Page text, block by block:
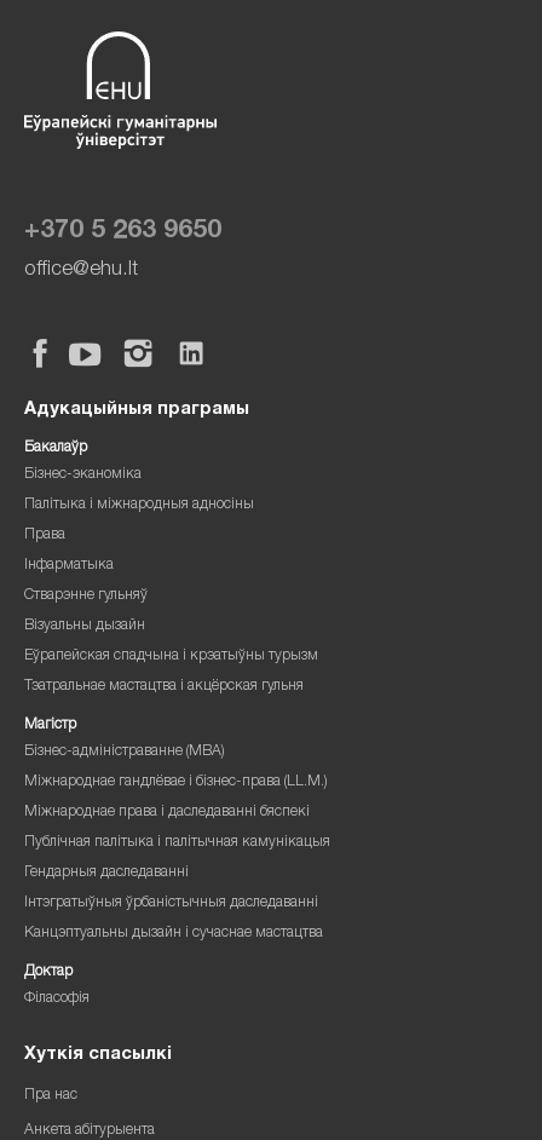
+370 5 263 9650
office@ehu.lt
Адукацыйныя праграмы
Бакалаўр
Бізнес-эканоміка
Палітыка і міжнародныя адносіны
Права
Інфарматыка
Стварэнне гульняў
Візуальны дызайн
Еўрапейская спадчына і крэатыўны турызм
Тэатральнае мастацтва і акцёрская гульня
Магістр
Бізнес-адміністраванне (MBA)
Міжнароднае гандлёвае і бізнес-права (LL.M.)
Міжнароднае права і даследаванні бяспекі
Публічная палітыка і палітычная камунікацыя
Гендарныя даследаванні
Інтэгратыўныя ўрбаністычныя даследаванні
Канцэптуальны дызайн і сучаснае мастацтва
Доктар
Філасофія
Хуткія спасылкі
Пра нас
Анкета абітурыента